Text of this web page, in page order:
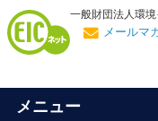
一般財団法人環
メールマ
メニュー